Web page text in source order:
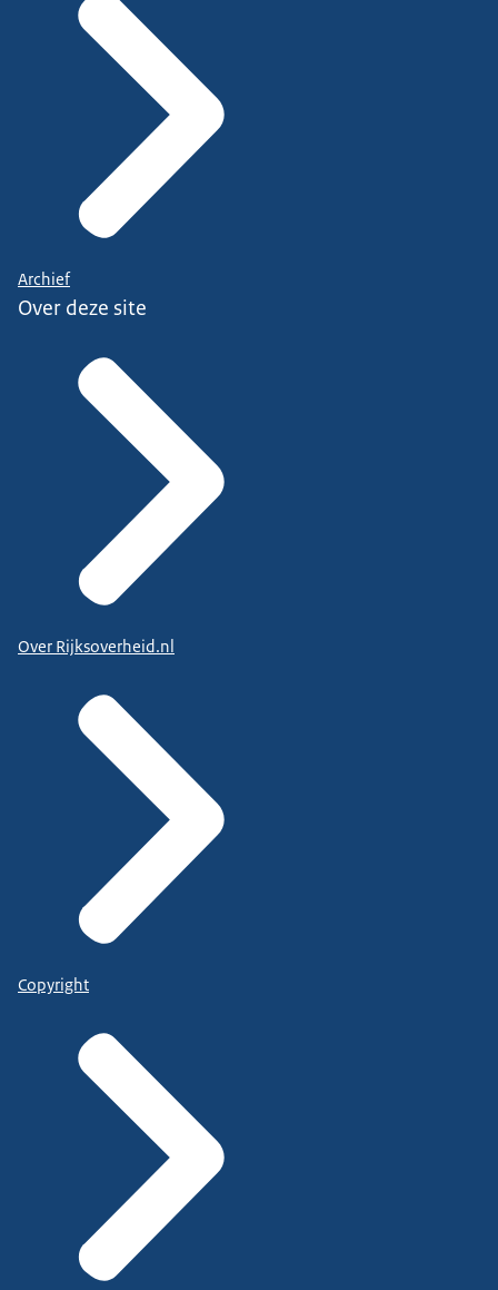
Archief
Over deze site
Over Rijksoverheid.nl
Copyright